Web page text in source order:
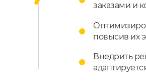
заказами и
повысив их
Внедрить